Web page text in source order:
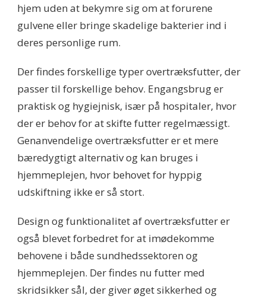
hjem uden at bekymre sig om at forurene
gulvene eller bringe skadelige bakterier ind i
deres personlige rum.
Der findes forskellige typer overtræksfutter, der
passer til forskellige behov. Engangsbrug er
praktisk og hygiejnisk, især på hospitaler, hvor
der er behov for at skifte futter regelmæssigt.
Genanvendelige overtræksfutter er et mere
bæredygtigt alternativ og kan bruges i
hjemmeplejen, hvor behovet for hyppig
udskiftning ikke er så stort.
Design og funktionalitet af overtræksfutter er
også blevet forbedret for at imødekomme
behovene i både sundhedssektoren og
hjemmeplejen. Der findes nu futter med
skridsikker sål, der giver øget sikkerhed og